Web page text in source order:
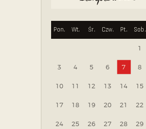
Pon. Wt. Śr. Czw. Pt. Sob.
1
3 4 5 6 7 8
10 11 12 13 14 15
17 18 19 20 21 22
24 25 26 27 28 29